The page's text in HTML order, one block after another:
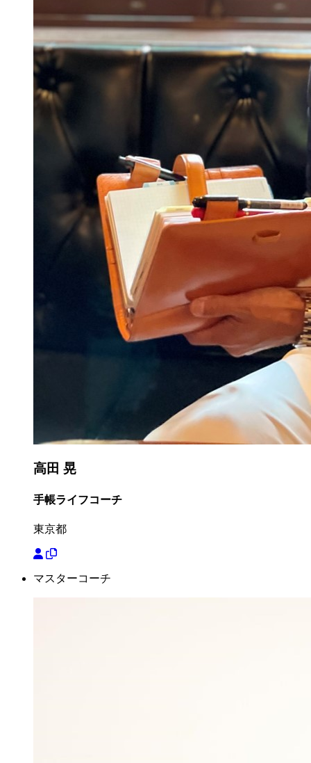
高田 晃
手帳ライフコーチ
東京都
マスターコーチ